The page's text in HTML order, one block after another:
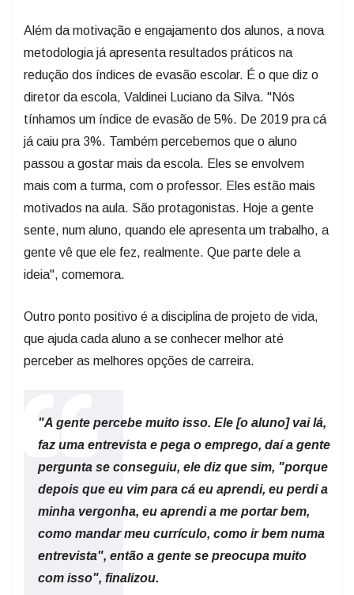
Além da motivação e engajamento dos alunos, a nova
metodologia já apresenta resultados práticos na
redução dos índices de evasão escolar. É o que diz o
diretor da escola, Valdinei Luciano da Silva. "Nós
tínhamos um índice de evasão de 5%. De 2019 pra cá
já caiu pra 3%. Também percebemos que o aluno
passou a gostar mais da escola. Eles se envolvem
mais com a turma, com o professor. Eles estão mais
motivados na aula. São protagonistas. Hoje a gente
sente, num aluno, quando ele apresenta um trabalho, a
gente vê que ele fez, realmente. Que parte dele a
ideia", comemora.
Outro ponto positivo é a disciplina de projeto de vida,
que ajuda cada aluno a se conhecer melhor até
perceber as melhores opções de carreira.
"A gente percebe muito isso. Ele [o aluno] vai lá,
faz uma entrevista e pega o emprego, daí a gente
pergunta se conseguiu, ele diz que sim, "porque
depois que eu vim para cá eu aprendi, eu perdi a
minha vergonha, eu aprendi a me portar bem,
como mandar meu currículo, como ir bem numa
entrevista", então a gente se preocupa muito
com isso", finalizou.